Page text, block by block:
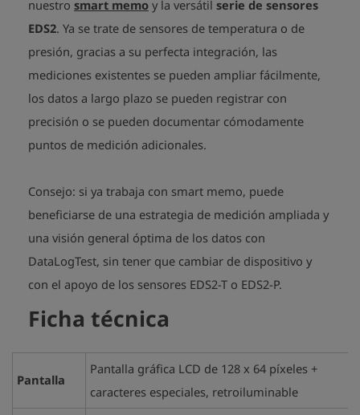
nuestro smart memo y la versátil serie de sensores
EDS2. Ya se trate de sensores de temperatura o de
presión, gracias a su perfecta integración, las
mediciones existentes se pueden ampliar fácilmente,
los datos a largo plazo se pueden registrar con
precisión o se pueden documentar cómodamente
puntos de medición adicionales.
Consejo: si ya trabaja con smart memo, puede
beneficiarse de una estrategia de medición ampliada y
una visión general óptima de los datos con
DataLogTest, sin tener que cambiar de dispositivo y
con el apoyo de los sensores EDS2-T o EDS2-P.
Ficha técnica
Pantalla
Pantalla gráfica LCD de 128 x 64 píxeles +
caracteres especiales, retroiluminable